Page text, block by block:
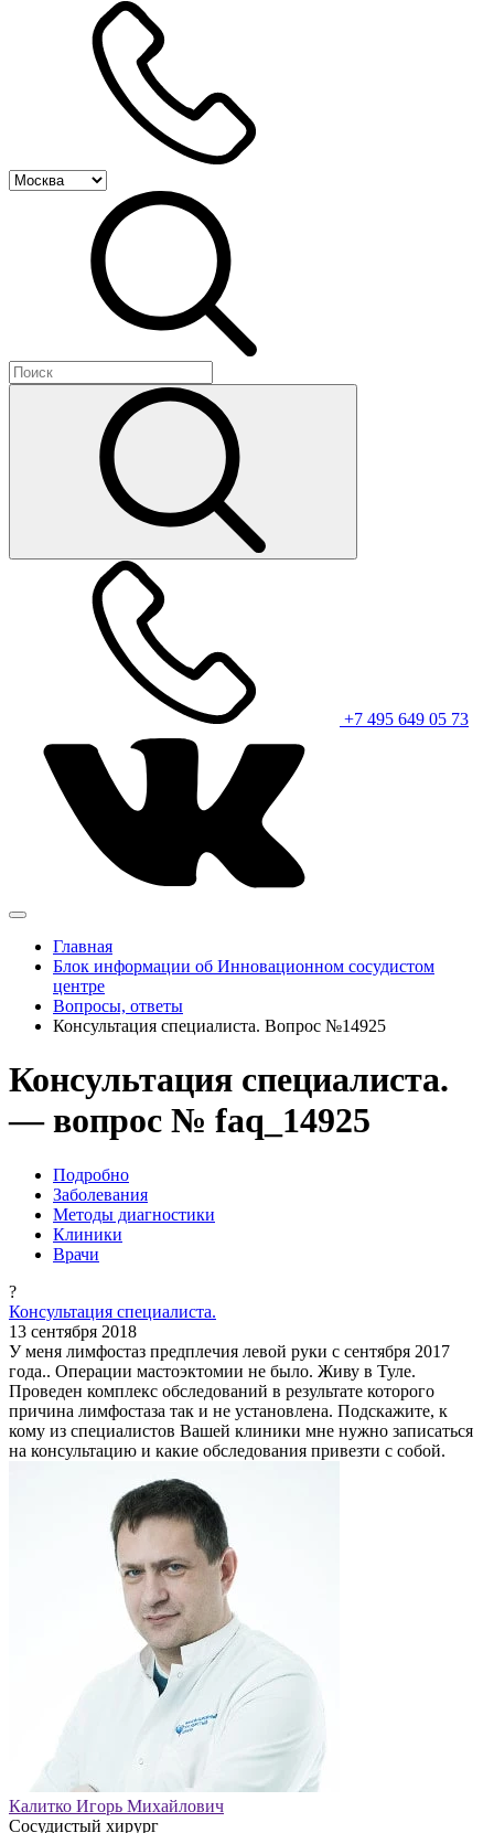
+7 495 649 05 73
Главная
Блок информации об Инновационном сосудистом
центре
Вопросы, ответы
Консультация специалиста. Вопрос №14925
Консультация специалиста.
— вопрос № faq_14925
Подробно
Заболевания
Методы диагностики
Клиники
Врачи
?
Консультация специалиста.
13 сентября 2018
У меня лимфостаз предплечия левой руки с сентября 2017
года.. Операции мастоэктомии не было. Живу в Туле.
Проведен комплекс обследований в результате которого
причина лимфостаза так и не установлена. Подскажите, к
кому из специалистов Вашей клиники мне нужно записаться
на консультацию и какие обследования привезти с собой.
Калитко Игорь Михайлович
Сосудистый хирург